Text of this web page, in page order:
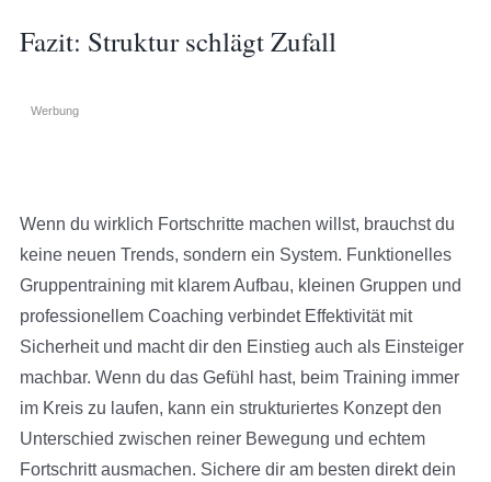
Fazit: Struktur schlägt Zufall
Werbung
Wenn du wirklich Fortschritte machen willst, brauchst du
keine neuen Trends, sondern ein System. Funktionelles
Gruppentraining mit klarem Aufbau, kleinen Gruppen und
professionellem Coaching verbindet Effektivität mit
Sicherheit und macht dir den Einstieg auch als Einsteiger
machbar. Wenn du das Gefühl hast, beim Training immer
im Kreis zu laufen, kann ein strukturiertes Konzept den
Unterschied zwischen reiner Bewegung und echtem
Fortschritt ausmachen. Sichere dir am besten direkt dein